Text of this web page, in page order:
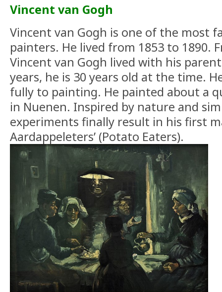
Vincent van Gogh
Vincent van Gogh is one of the most
painters. He lived from 1853 to 1890.
Vincent van Gogh lived with his
years, he is 30 years old at the time.
fully to painting. He painted about a
in Nuenen. Inspired by nature and
experiments finally result in his first
Aardappeleters’ (Potato Eaters).